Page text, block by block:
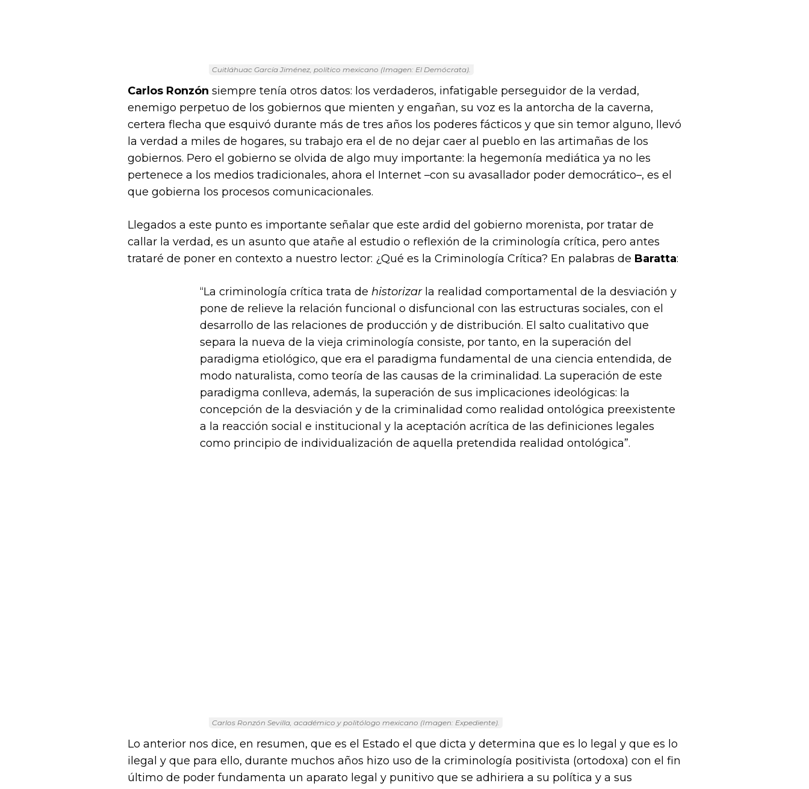
Cuitláhuac García Jiménez, político mexicano (Imagen: El Demócrata).
Carlos Ronzón siempre tenía otros datos: los verdaderos, infatigable perseguidor de la verdad,
enemigo perpetuo de los gobiernos que mienten y engañan, su voz es la antorcha de la caverna,
certera flecha que esquivó durante más de tres años los poderes fácticos y que sin temor alguno, llevó
la verdad a miles de hogares, su trabajo era el de no dejar caer al pueblo en las artimañas de los
gobiernos. Pero el gobierno se olvida de algo muy importante: la hegemonía mediática ya no les
pertenece a los medios tradicionales, ahora el Internet –con su avasallador poder democrático–, es el
que gobierna los procesos comunicacionales.
Llegados a este punto es importante señalar que este ardid del gobierno morenista, por tratar de
callar la verdad, es un asunto que atañe al estudio o reflexión de la criminología crítica, pero antes
trataré de poner en contexto a nuestro lector: ¿Qué es la Criminología Crítica? En palabras de Baratta:
“La criminología crítica trata de historizarla realidad comportamental de la desviación y
pone de relieve la relación funcional o disfuncional con las estructuras sociales, con el
desarrollo de las relaciones de producción y de distribución. El salto cualitativo que
separa la nueva de la vieja criminología consiste, por tanto, en la superación del
paradigma etiológico, que era el paradigma fundamental de una ciencia entendida, de
modo naturalista, como teoría de las causas de la criminalidad. La superación de este
paradigma conlleva, además, la superación de sus implicaciones ideológicas: la
concepción de la desviación y de la criminalidad como realidad ontológica preexistente
a la reacción social e institucional y la aceptación acrítica de las definiciones legales
como principio de individualización de aquella pretendida realidad ontológica”.
Carlos Ronzón Sevilla, académico y politólogo mexicano (Imagen: Expediente).
Lo anterior nos dice, en resumen, que es el Estado el que dicta y determina que es lo legal y que es lo
ilegal y que para ello, durante muchos años hizo uso de la criminología positivista (ortodoxa) con el fin
último de poder fundamenta un aparato legal y punitivo que se adhiriera a su política y a sus